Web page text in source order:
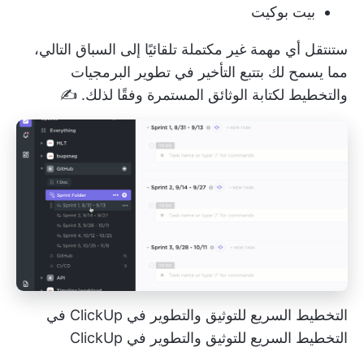
بيت بوكيت
ستنتقل أي مهمة غير مكتملة تلقائيًا إلى السباق التالي،
مما يسمح لك بتتبع التأخير في تطوير البرمجيات
والتخطيط لكتابة الوثائق المستمرة وفقًا لذلك. ✍️
التخطيط السريع للتوثيق والتطوير في ClickUp في
التخطيط السريع للتوثيق والتطوير في ClickUp